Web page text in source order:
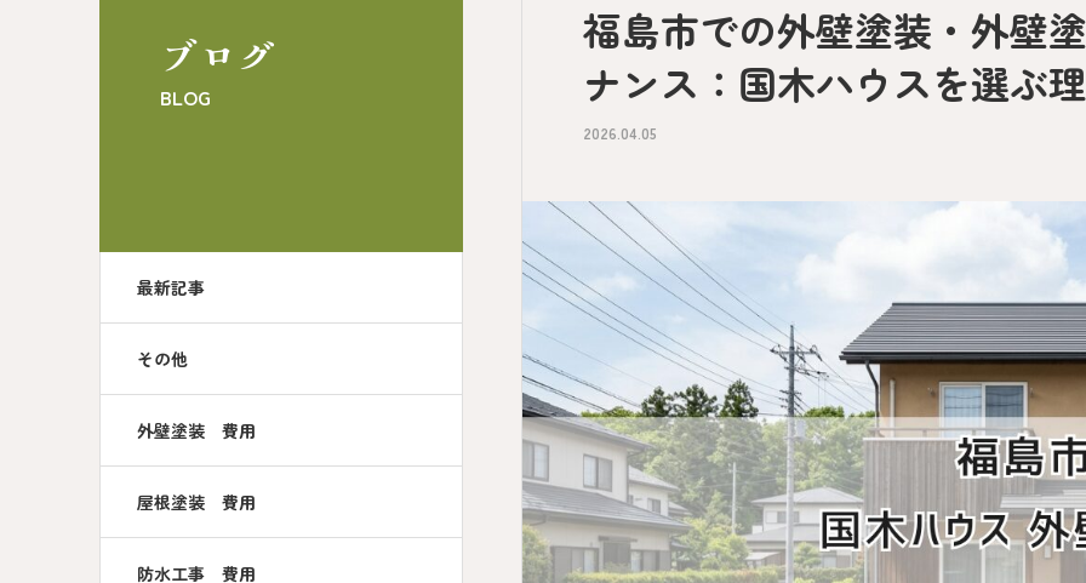
ブログ
BLOG
最新記事
その他
外壁塗装 費用
屋根塗装 費用
防水工事 費用
福島市での外壁塗装・外壁
ナンス：国木ハウスを選ぶ
2026.04.05